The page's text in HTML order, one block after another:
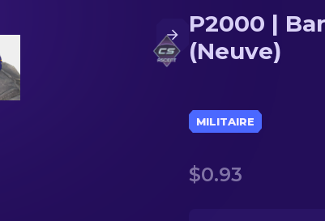
P2000 |
(Neuve)
MILITAIRE
$0.93